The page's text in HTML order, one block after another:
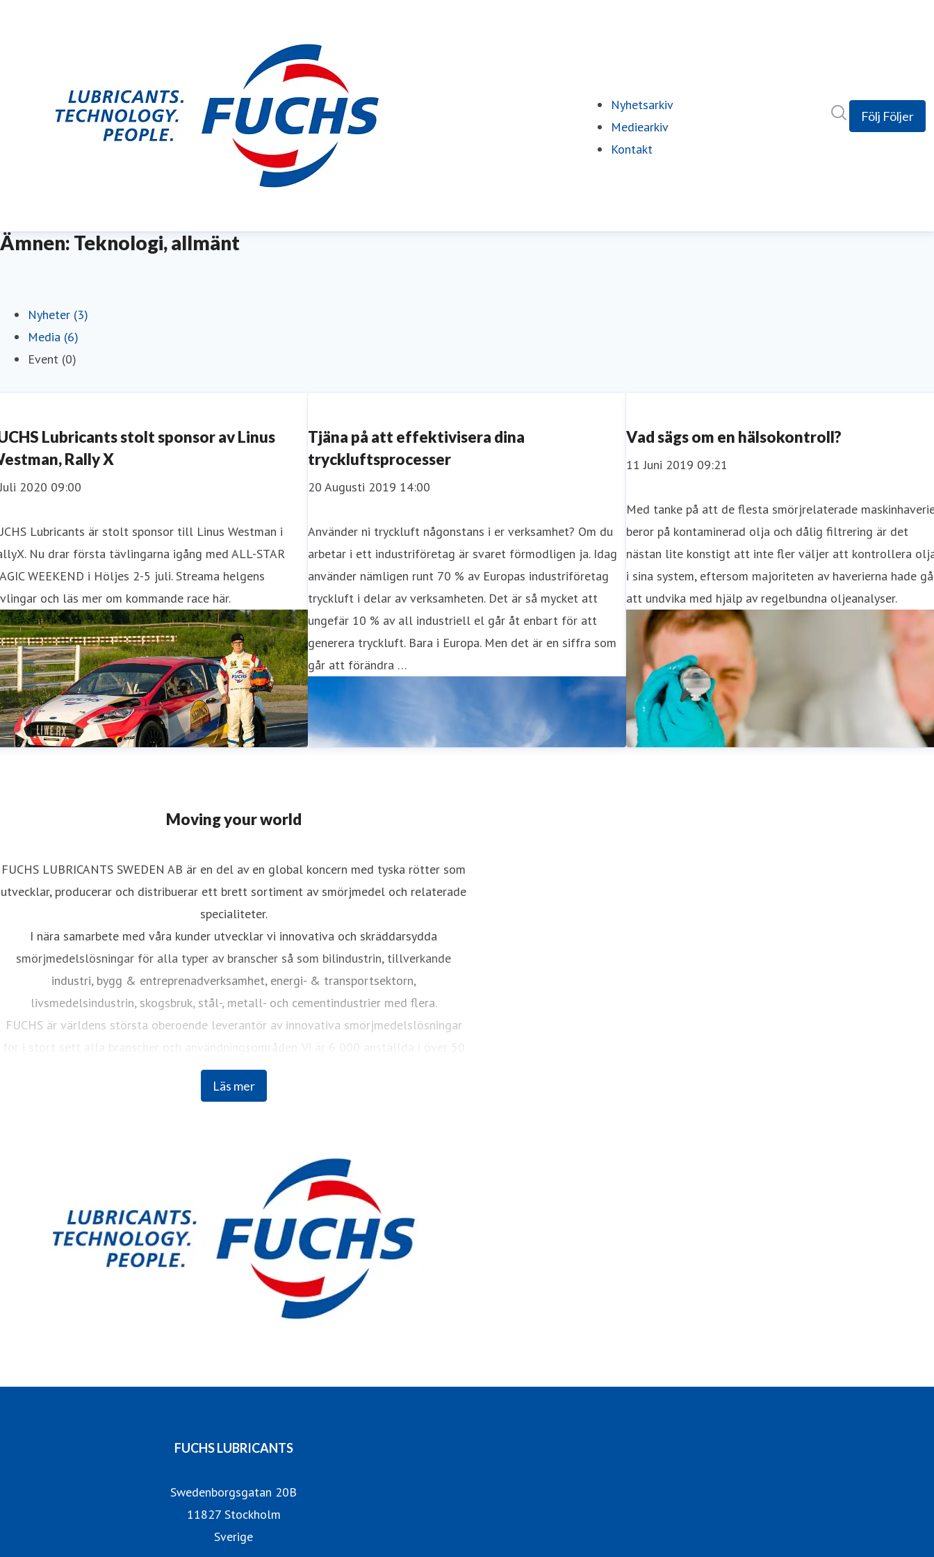
Nyhetsarkiv
Mediearkiv
Kontakt
Följ Följer
Ämnen: Teknologi, allmänt
Nyheter (3)
Media (6)
Event (0)
Lubricants stolt sponsor av Linus
Rally X
2020 09:00
Lubricants är stolt sponsor till Linus Westman i
Nu drar första tävlingarna igång med ALL-STAR
WEEKEND i Höljes 2-5 juli. Streama helgens
och läs mer om kommande race här.
Tjäna på att effektivisera dina
tryckluftsprocesser
20 Augusti 2019 14:00
Använder ni tryckluft någonstans i er verksamhet? Om du
arbetar i ett industriföretag är svaret förmodligen ja. Idag
använder nämligen runt 70 % av Europas industriföretag
tryckluft i delar av verksamheten. Det är så mycket att
ungefär 10 % av all industriell el går åt enbart för att
generera tryckluft. Bara i Europa. Men det är en siffra som
går att förändra …
Vad sägs om en hälsokontroll?
11 Juni 2019 09:21
Med tanke på att de flesta smörjrelaterade
beror på kontaminerad olja och dålig filtrering är det
nästan lite konstigt att inte fler väljer att kontrollera
i sina system, eftersom majoriteten av haverierna hade
att undvika med hjälp av regelbundna oljeanalyser.
Moving your world
Läs mer
FUCHS LUBRICANTS SWEDEN AB är en del av en global koncern med tyska rötter som
utvecklar, producerar och distribuerar ett brett sortiment av smörjmedel och relaterade
specialiteter.
I nära samarbete med våra kunder utvecklar vi innovativa och skräddarsydda
smörjmedelslösningar för alla typer av branscher så som bilindustrin, tillverkande
industri, bygg & entreprenadverksamhet, energi- & transportsektorn,
livsmedelsindustrin, skogsbruk, stål-, metall- och cementindustrier med flera.
FUCHS är världens största oberoende leverantör av innovativa smörjmedelslösningar
för i stort sett alla branscher och användningsområden. Vi är 6 000 anställda i över 50
länder som alla delar samma mål: att hålla världen i rörelse med både hållbarhet och
effektivitet i fokus.
FUCHS LUBRICANTS
Swedenborgsgatan 20B
11827 Stockholm
Sverige